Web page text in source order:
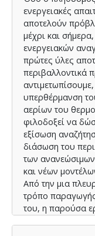
ενεργειακές
αποτελούν
μέχρι και
ενεργειακών
πρώτες ύλες
περιβαλλοντικά
υπερθέρμανση
αερίων του
φιλοδοξεί να
εξίσωση
διάσωση του
των
και νέων
Από την μια
τρόπο
του, η παρούσα